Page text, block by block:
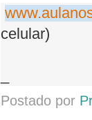
celular)
Postado por